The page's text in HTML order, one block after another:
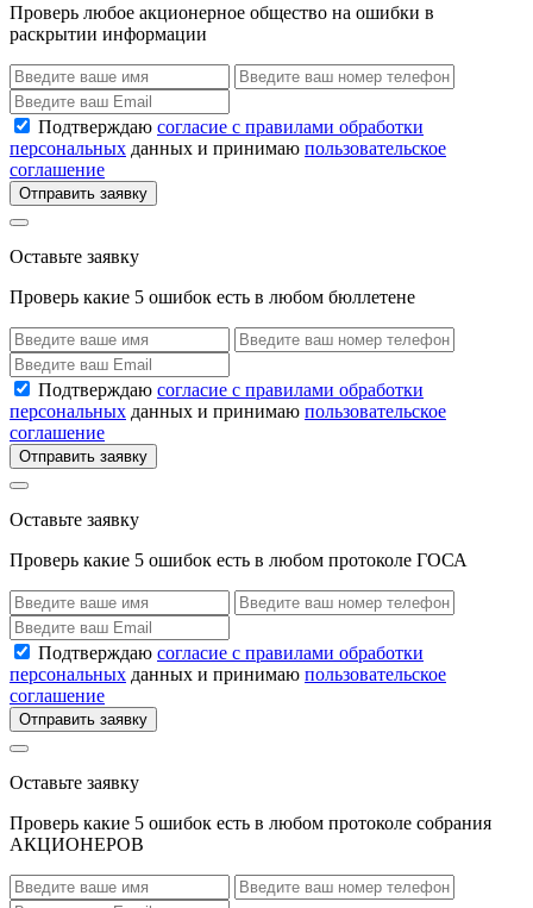
Проверь любое акционерное общество на ошибки в
раскрытии информации
Подтверждаю согласие с правилами обработки
персональных данных и принимаю пользовательское
соглашение
Отправить заявку
Оставьте заявку
Проверь какие 5 ошибок есть в любом бюллетене
Подтверждаю согласие с правилами обработки
персональных данных и принимаю пользовательское
соглашение
Отправить заявку
Оставьте заявку
Проверь какие 5 ошибок есть в любом протоколе ГОСА
Подтверждаю согласие с правилами обработки
персональных данных и принимаю пользовательское
соглашение
Отправить заявку
Оставьте заявку
Проверь какие 5 ошибок есть в любом протоколе собрания
АКЦИОНЕРОВ